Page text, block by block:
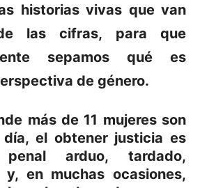
historias vivas que van
las cifras, para que
sepamos qué es
de género.
más de 11 mujeres son
día, el obtener justicia es
arduo, tardado,
y, en muchas ocasiones,